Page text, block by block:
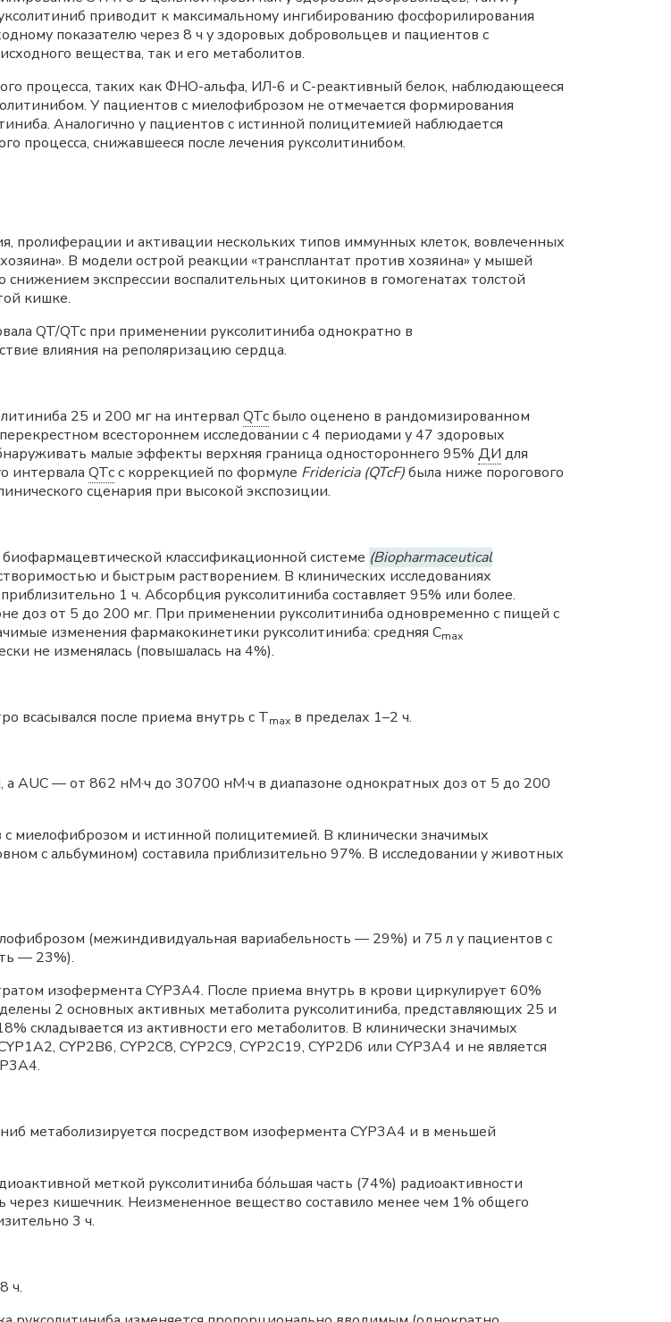
приводит к максимальному ингибированию фосфорилирования
показателю через 8 ч у здоровых добровольцев и пациентов с
вещества, так и его метаболитов.
процесса, таких как ФНО-альфа, ИЛ-6 и С-реактивный белок, наблюдающееся
У пациентов с миелофиброзом не отмечается формирования
Аналогично у пациентов с истинной полицитемией наблюдается
процесса, снижавшееся после лечения руксолитинибом.
пролиферации и активации нескольких типов иммунных клеток, вовлеченных
В модели острой реакции «трансплантат против хозяина» у мышей
экспрессии воспалительных цитокинов в гомогенатах толстой
кишке.
QT/QTc при применении руксолитиниба однократно в
влияния на реполяризацию сердца.
25 и 200 мг на интервал QTcбыло оценено в рандомизированном
всестороннем исследовании с 4 периодами у 47 здоровых
малые эффекты верхняя граница одностороннего 95% ДИ для
интервала QTcс коррекцией по формуле Fridericia (QTcF)была ниже порогового
сценария при высокой экспозиции.
классификационной системе (Biopharmaceutical
и быстрым растворением. В клинических исследованиях
приблизительно 1 ч. Абсорбция руксолитиниба составляет 95% или более.
доз от 5 до 200 мг. При применении руксолитиниба одновременно с пищей с
изменения фармакокинетики руксолитиниба: средняя Сmах
не изменялась (повышалась на 4%).
всасывался после приема внутрь с Tmах в пределах 1–2 ч.
AUC — от 862 нМ·ч до 30700 нМ·ч в диапазоне однократных доз от 5 до 200
с миелофиброзом и истинной полицитемией. В клинически значимых
с альбумином) составила приблизительно 97%. В исследовании у животных
(межиндивидуальная вариабельность — 29%) и 75 л у пациентов с
— 23%).
изофермента CYP3A4. После приема внутрь в крови циркулирует 60%
2 основных активных метаболита руксолитиниба, представляющих 25 и
складывается из активности его метаболитов. В клинически значимых
CYP2B6, CYP2C8, CYP2C9, CYP2C19, CYP2D6 или CYP3A4 и не является
метаболизируется посредством изофермента CYP3A4 и в меньшей
меткой руксолитиниба бóльшая часть (74%) радиоактивности
через кишечник. Неизмененное вещество составило менее чем 1% общего
3 ч.
ч.